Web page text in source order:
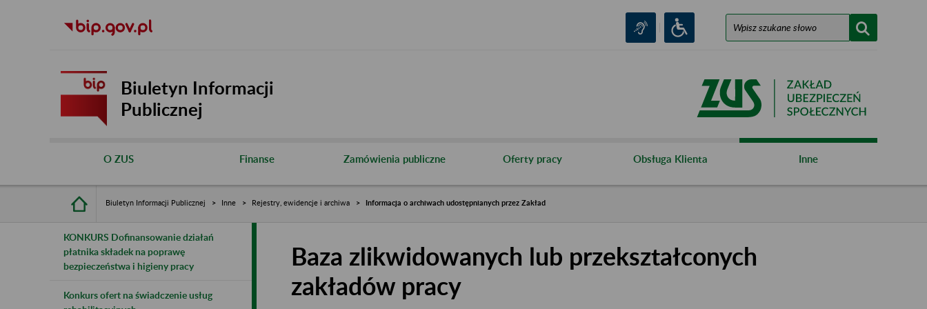
Biuletyn Informacji
Publicznej
O ZUS Finanse Zamówienia publiczne Oferty pracy Obsługa Klienta Inne
Biuletyn Informacji Publicznej Inne Rejestry, ewidencje i archiwa Informacja o archiwach udostępnianych przez Zakład
KONKURS Dofinansowanie działań
płatnika składek na poprawę
bezpieczeństwa i higieny pracy
Konkurs ofert na świadczenie usług
Baza zlikwidowanych lub przekształconych
zakładów pracy